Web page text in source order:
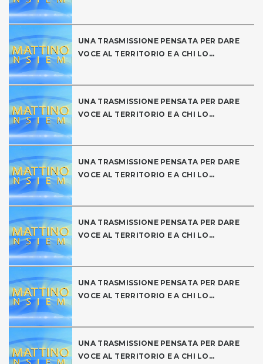
UNA TRASMISSIONE PENSATA PER DARE
VOCE AL TERRITORIO E A CHI LO...
UNA TRASMISSIONE PENSATA PER DARE
VOCE AL TERRITORIO E A CHI LO...
UNA TRASMISSIONE PENSATA PER DARE
VOCE AL TERRITORIO E A CHI LO...
UNA TRASMISSIONE PENSATA PER DARE
VOCE AL TERRITORIO E A CHI LO...
UNA TRASMISSIONE PENSATA PER DARE
VOCE AL TERRITORIO E A CHI LO...
UNA TRASMISSIONE PENSATA PER DARE
VOCE AL TERRITORIO E A CHI LO...